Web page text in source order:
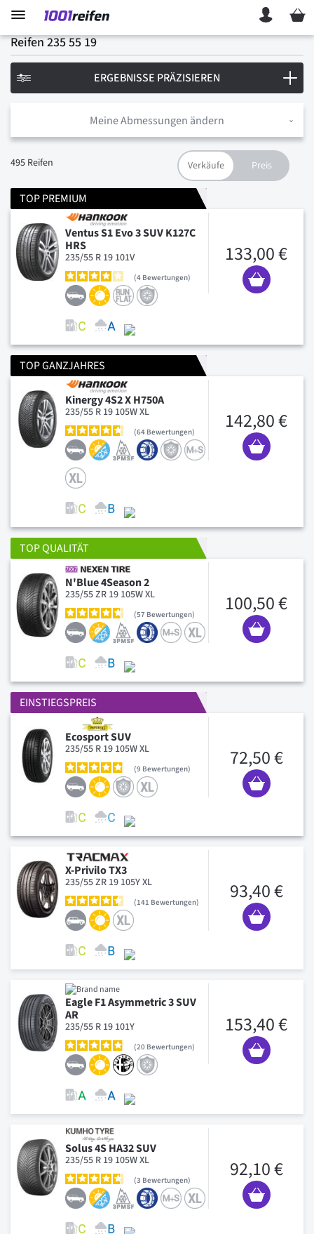
Mein
Reifen 235 55 19
Meine Abmessungen ändern
495 Reifen
TOP PREMIUM
Ventus S1 Evo 3 SUV K127C
HRS
235/55 R 19 101V
4 Bewertungen
133,00 €
TOP GANZJAHRES
Kinergy 4S2 X H750A
235/55 R 19 105W XL
64 Bewertungen 142,80 €
TOP QUALITÄT
N'Blue 4Season 2
235/55 ZR 19 105W XL
57 Bewertungen 100,50 €
EINSTIEGSPREIS
Ecosport SUV
235/55 R 19 105W XL
9 Bewertungen 72,50 €
X-Privilo TX3
235/55 ZR 19 105Y XL
141 Bewertungen 93,40 €
Eagle F1 Asymmetric 3 SUV
AR
235/55 R 19 101Y
20 Bewertungen
153,40 €
Solus 4S HA32 SUV
235/55 R 19 105W XL
3 Bewertungen 92,10 €
ERGEBNISSE PRÄZISIEREN